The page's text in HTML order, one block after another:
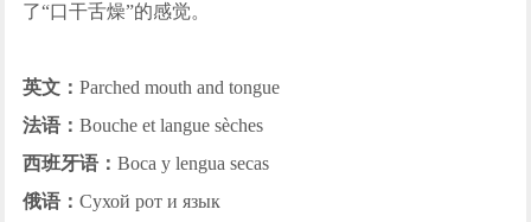
了“口干舌燥”的感觉。
英文：Parched mouth and tongue
法语：Bouche et langue sèches
西班牙语：Boca y lengua secas
俄语：Сухой рот и язык